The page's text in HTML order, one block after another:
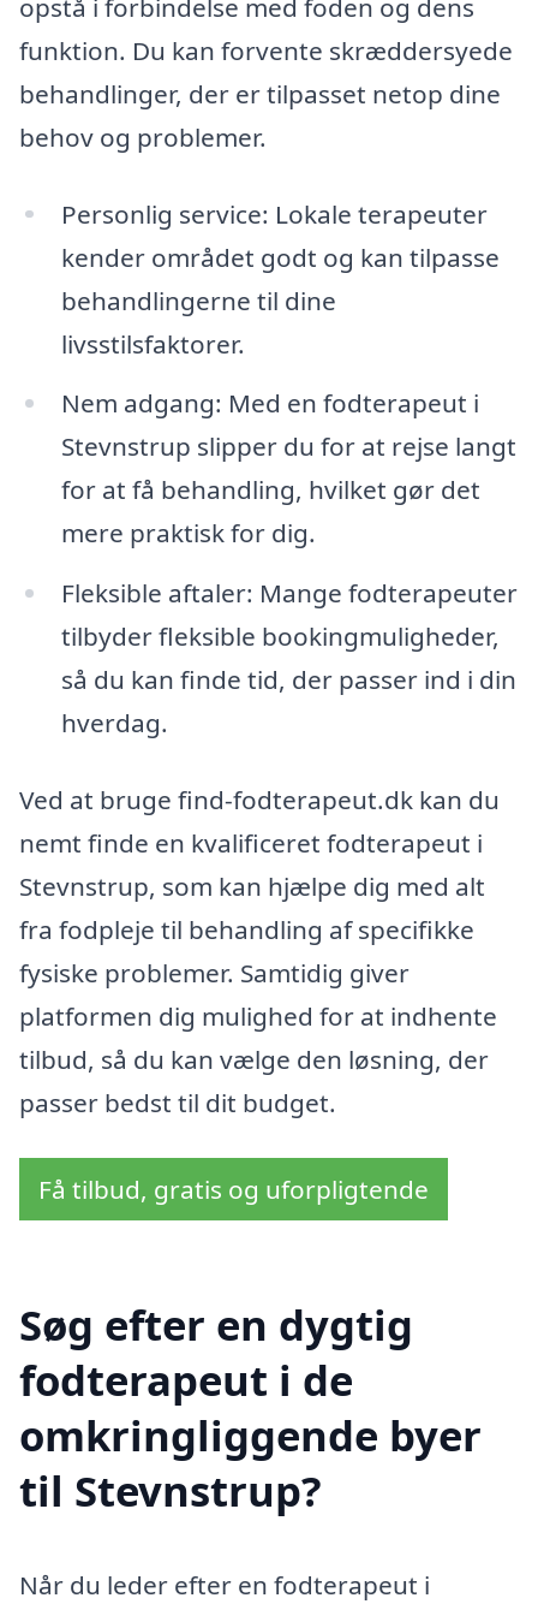
opstå i forbindelse med foden og dens
funktion. Du kan forvente skræddersyede
behandlinger, der er tilpasset netop dine
behov og problemer.
Personlig service: Lokale terapeuter
kender området godt og kan tilpasse
behandlingerne til dine
livsstilsfaktorer.
Nem adgang: Med en fodterapeut i
Stevnstrup slipper du for at rejse langt
for at få behandling, hvilket gør det
mere praktisk for dig.
Fleksible aftaler: Mange fodterapeuter
tilbyder fleksible bookingmuligheder,
så du kan finde tid, der passer ind i din
hverdag.
Ved at bruge find-fodterapeut.dk kan du
nemt finde en kvalificeret fodterapeut i
Stevnstrup, som kan hjælpe dig med alt
fra fodpleje til behandling af specifikke
fysiske problemer. Samtidig giver
platformen dig mulighed for at indhente
tilbud, så du kan vælge den løsning, der
passer bedst til dit budget.
Få tilbud, gratis og uforpligtende
Søg efter en dygtig
fodterapeut i de
omkringliggende byer
til Stevnstrup?
Når du leder efter en fodterapeut i